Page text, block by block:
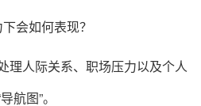
会如何表现？
理人际关系、职场压力以及个人
航图”。